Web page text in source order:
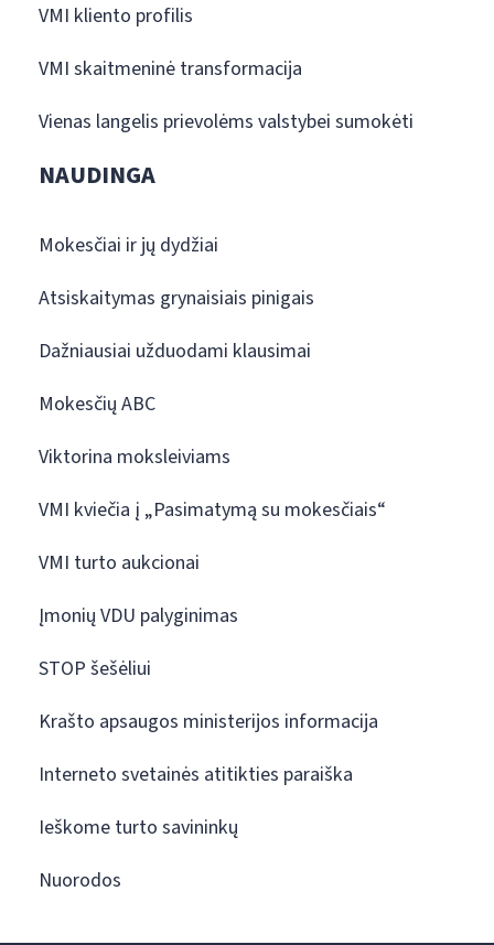
VMI kliento profilis
VMI skaitmeninė transformacija
Vienas langelis prievolėms valstybei sumokėti
NAUDINGA
Mokesčiai ir jų dydžiai
Atsiskaitymas grynaisiais pinigais
Dažniausiai užduodami klausimai
Mokesčių ABC
Viktorina moksleiviams
VMI kviečia į „Pasimatymą su mokesčiais“
VMI turto aukcionai
Įmonių VDU palyginimas
STOP šešėliui
Krašto apsaugos ministerijos informacija
Interneto svetainės atitikties paraiška
Ieškome turto savininkų
Nuorodos